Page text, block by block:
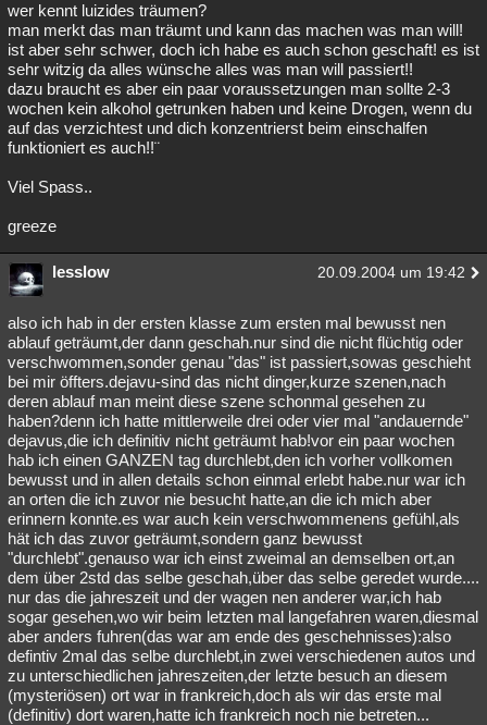
wer kennt luizides träumen?
man merkt das man träumt und kann das machen was man will!
ist aber sehr schwer, doch ich habe es auch schon geschaft! es ist
sehr witzig da alles wünsche alles was man will passiert!!
dazu braucht es aber ein paar voraussetzungen man sollte 2-3
wochen kein alkohol getrunken haben und keine Drogen, wenn du
auf das verzichtest und dich konzentrierst beim einschalfen
funktioniert es auch!!¨
Viel Spass..
greeze
lesslow 20.09.2004 um 19:42
also ich hab in der ersten klasse zum ersten mal bewusst nen
ablauf geträumt,der dann geschah.nur sind die nicht flüchtig oder
verschwommen,sonder genau "das" ist passiert,sowas geschieht
bei mir öffters.dejavu-sind das nicht dinger,kurze szenen,nach
deren ablauf man meint diese szene schonmal gesehen zu
haben?denn ich hatte mittlerweile drei oder vier mal "andauernde"
dejavus,die ich definitiv nicht geträumt hab!vor ein paar wochen
hab ich einen GANZEN tag durchlebt,den ich vorher vollkomen
bewusst und in allen details schon einmal erlebt habe.nur war ich
an orten die ich zuvor nie besucht hatte,an die ich mich aber
erinnern konnte.es war auch kein verschwommenens gefühl,als
hät ich das zuvor geträumt,sondern ganz bewusst
"durchlebt".genauso war ich einst zweimal an demselben ort,an
dem über 2std das selbe geschah,über das selbe geredet wurde....
nur das die jahreszeit und der wagen nen anderer war,ich hab
sogar gesehen,wo wir beim letzten mal langefahren waren,diesmal
aber anders fuhren(das war am ende des geschehnisses):also
defintiv 2mal das selbe durchlebt,in zwei verschiedenen autos und
zu unterschiedlichen jahreszeiten,der letzte besuch an diesem
(mysteriösen) ort war in frankreich,doch als wir das erste mal
(definitiv) dort waren,hatte ich frankreich noch nie betreten...